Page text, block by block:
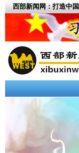
西部新闻网：打造中